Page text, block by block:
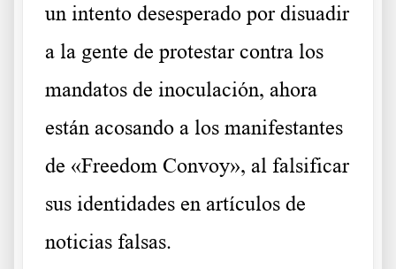
un intento desesperado por disuadir
a la gente de protestar contra los
mandatos de inoculación, ahora
están acosando a los manifestantes
de «Freedom Convoy», al falsificar
sus identidades en artículos de
noticias falsas.